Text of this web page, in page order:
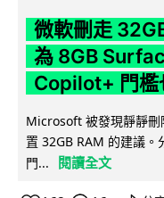
微軟刪走
為 8GB
Copilot+ 門檻
Microsoft 被發現靜靜刪
置 32GB RAM 的建議。
門...
閱讀全文